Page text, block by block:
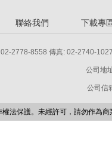
聯絡我們 下載專
2778-8558 傳真: 02-2740-
公司地
公司信
法保護。未經許可，請勿作為商